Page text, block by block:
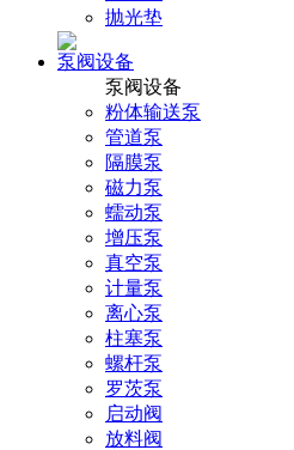
抛光垫
泵阀设备
泵阀设备
粉体输送泵
管道泵
隔膜泵
磁力泵
蠕动泵
增压泵
真空泵
计量泵
离心泵
柱塞泵
螺杆泵
罗茨泵
启动阀
放料阀